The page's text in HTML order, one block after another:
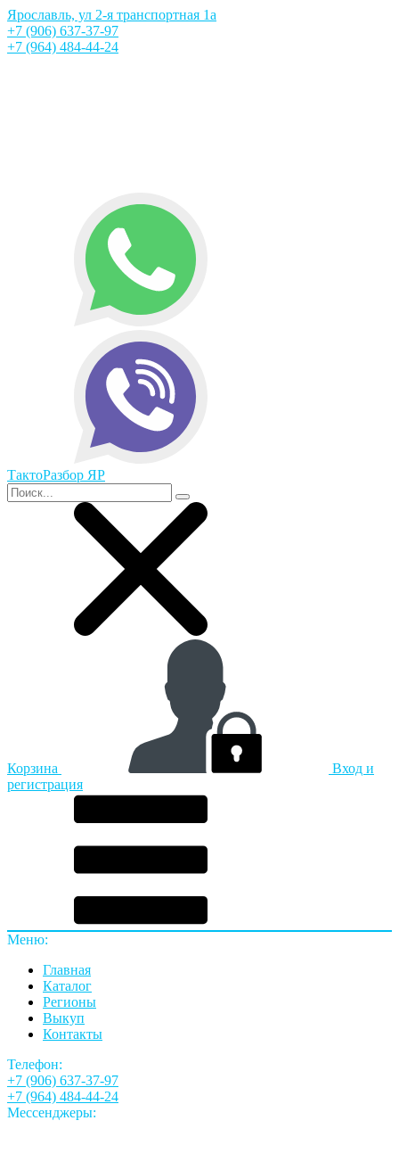
Ярославль, ул 2-я транспортная 1а
+7 (906) 637-37-97
+7 (964) 484-44-24
ТактоРазбор ЯР
Корзина
Вход и
регистрация
Меню:
Главная
Каталог
Регионы
Выкуп
Контакты
Телефон:
+7 (906) 637-37-97
+7 (964) 484-44-24
Мессенджеры: